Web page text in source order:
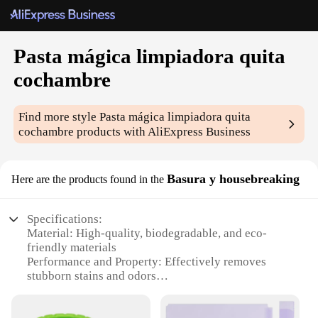
Pasta mágica limpiadora quita
cochambre
Find more stylePasta mágica limpiadora quita
cochambre products with AliExpress Business
Here are the products found in the Basura y housebreaking
Specifications:
Material: High-quality, biodegradable, and eco-
friendly materials
Performance and Property: Effectively removes
stubborn stains and odors